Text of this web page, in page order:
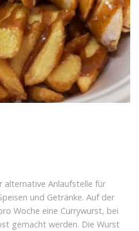
alternative Anlaufstelle für
und Getränke. Auf der
Woche eine Currywurst, bei
gemacht werden. Die Wurst